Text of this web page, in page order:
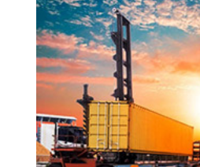
Находясь в самом
транспортно-
является ключевым
европейской
Благодаря надежным
перевозкам,
управления маршрутами
оцифрованным складам
формирует будущее
мобильности и